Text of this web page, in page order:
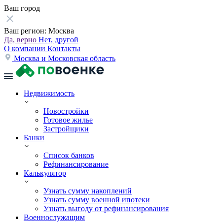
Ваш город
Ваш регион: Москва
Да, верно Нет, другой
О компании Контакты
Москва и Московская область
Недвижимость
Новостройки
Готовое жилье
Застройщики
Банки
Список банков
Рефинансирование
Калькулятор
Узнать сумму накоплений
Узнать сумму военной ипотеки
Узнать выгоду от рефинансирования
Военнослужащим